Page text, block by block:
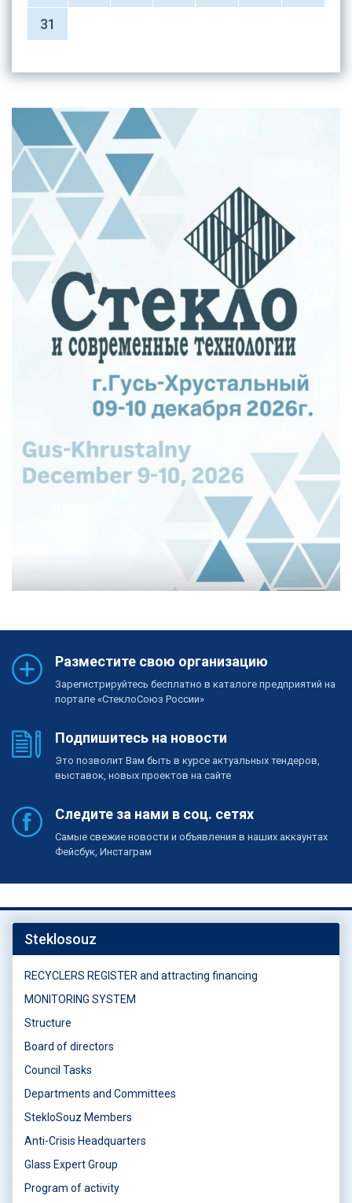
31
Разместите свою организацию
Зарегистрируйтесь бесплатно в каталоге предприятий на
портале «СтеклоСоюз России»
Подпишитесь на новости
Это позволит Вам быть в курсе актуальных тендеров,
выставок, новых проектов на сайте
Следите за нами в соц. сетях
Самые свежие новости и объявления в наших аккаунтах
Фейсбук, Инстаграм
Steklosouz
RECYCLERS REGISTER and attracting financing
MONITORING SYSTEM
Structure
Board of directors
Council Tasks
Departments and Committees
StekloSouz Members
Anti-Crisis Headquarters
Glass Expert Group
Program of activity